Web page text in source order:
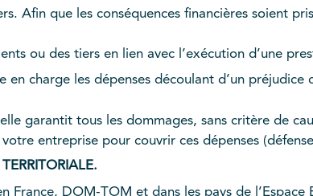
Afin que les conséquences financières soient
ou des tiers en lien avec l’exécution d’une
charge les dépenses découlant d’un préjudice
garantit tous les dommages, sans critère de
entreprise pour couvrir ces dépenses
DOM-TOM et dans les pays de l’Espace